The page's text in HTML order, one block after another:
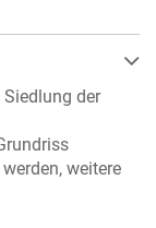
der
weitere